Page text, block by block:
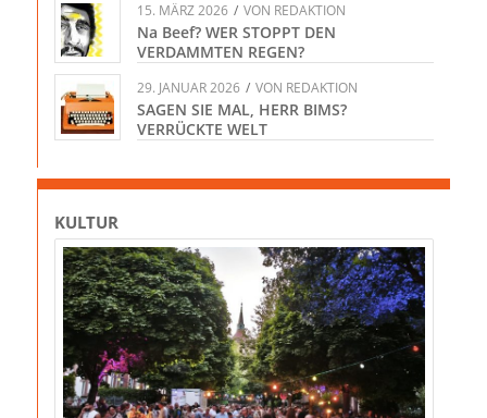
15. MÄRZ 2026 / VON REDAKTION
Na Beef? WER STOPPT DEN
VERDAMMTEN REGEN?
29. JANUAR 2026 / VON REDAKTION
SAGEN SIE MAL, HERR BIMS?
VERRÜCKTE WELT
KULTUR